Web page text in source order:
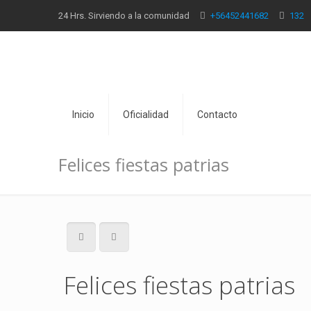
24 Hrs. Sirviendo a la comunidad +56452441682 132
Inicio Oficialidad Contacto
Felices fiestas patrias
Felices fiestas patrias